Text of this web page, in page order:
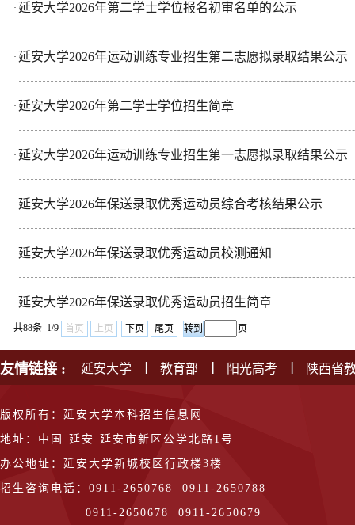
· 延安大学2026年第二学士学位报名初审名单的公示
· 延安大学2026年运动训练专业招生第二志愿拟录取结果公示
· 延安大学2026年第二学士学位招生简章
· 延安大学2026年运动训练专业招生第一志愿拟录取结果公示
· 延安大学2026年保送录取优秀运动员综合考核结果公示
· 延安大学2026年保送录取优秀运动员校测通知
· 延安大学2026年保送录取优秀运动员招生简章
共88条 1/9 首页 上页 下页 尾页 页
友情链接 : 延安大学 教育部 阳光高考 陕西省
版权所有：延安大学本科招生信息网
地址：中国·延安·延安市新区公学北路1号
办公地址：延安大学新城校区行政楼3楼
招生咨询电话：0911-2650768 0911-2650788
0911-2650678 0911-2650679